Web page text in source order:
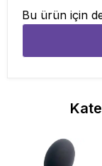
Bu ürün için